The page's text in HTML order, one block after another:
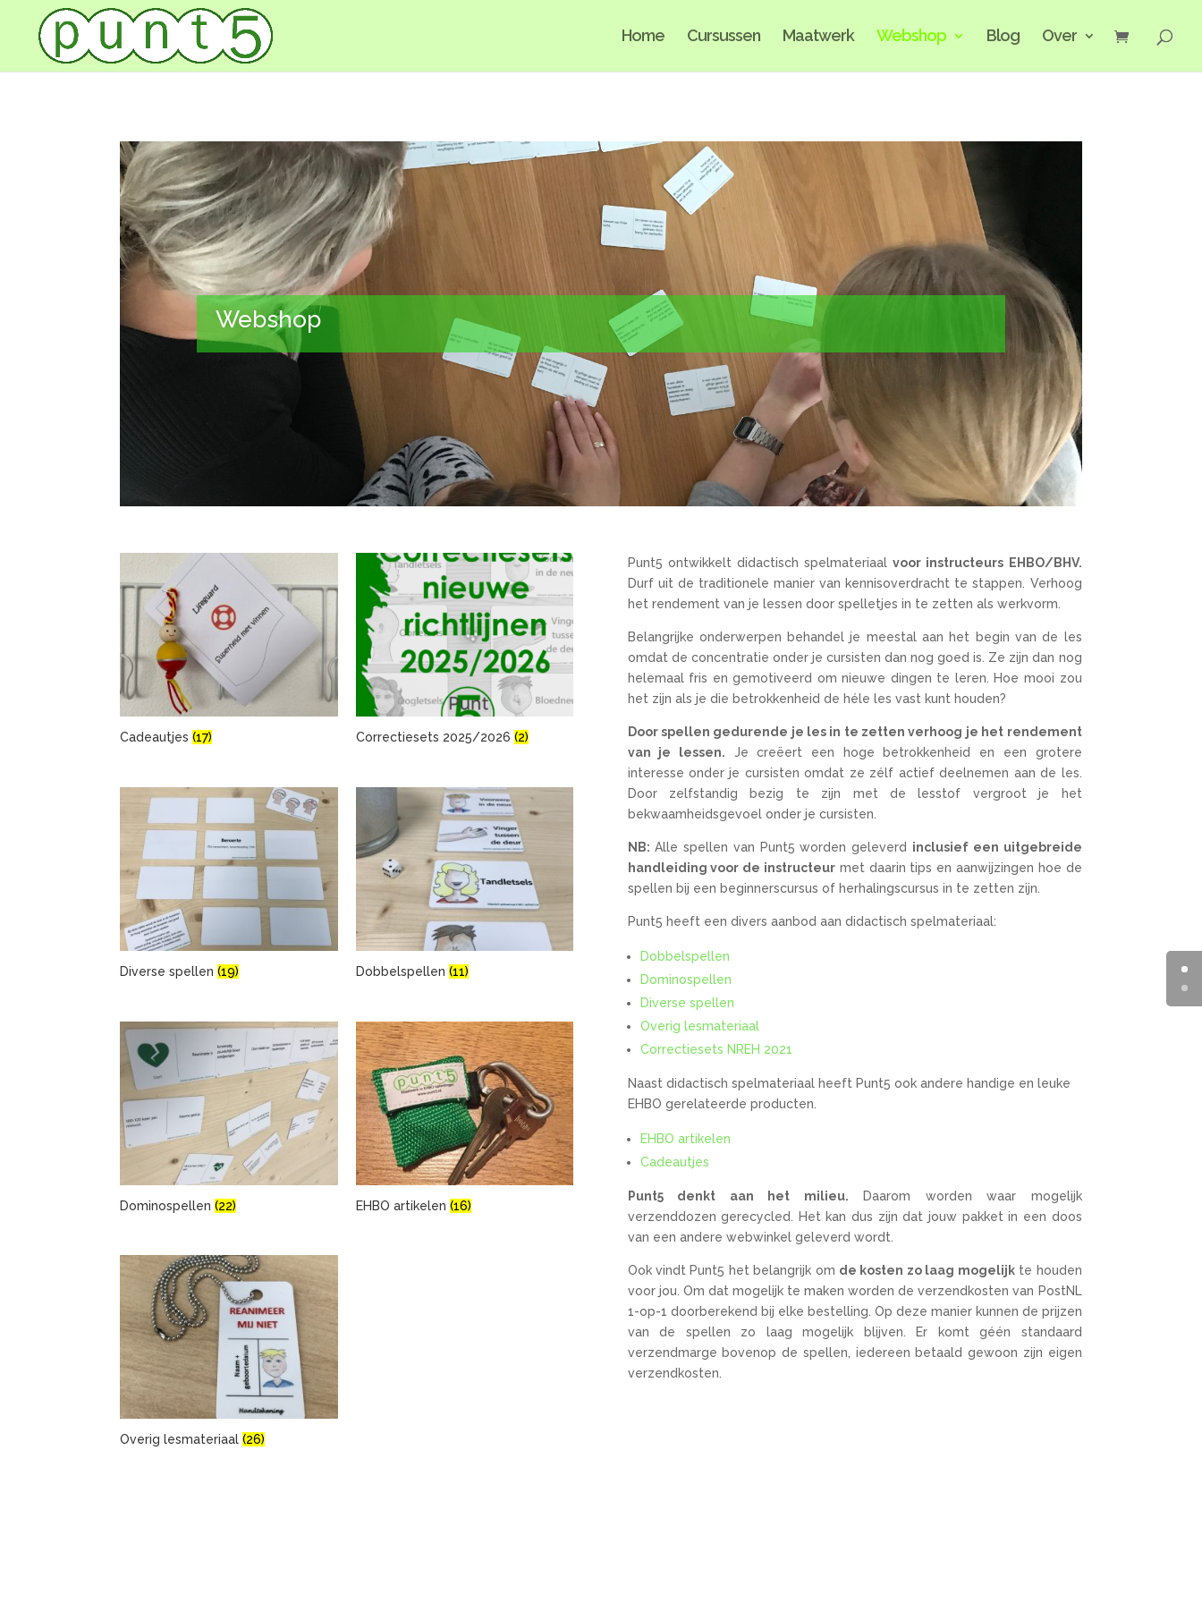
Home Cursussen Maatwerk Webshop Blog Over
Webshop
Cadeautjes(17) Correctiesets 2025/2026 (2)
Diverse spellen(19) Dobbelspellen (11)
Dominospellen(22) EHBO artikelen (16)
Overig lesmateriaal(26)
Punt5 ontwikkelt didactisch spelmateriaalvoor instructeurs EHBO/BHV.
Durf uit de traditionele manier van kennisoverdracht te stappen. Verhoog
het rendement van je lessen door spelletjes in te zetten als werkvorm.
Belangrijke onderwerpen behandel je meestal aan het begin van de les
omdat de concentratie onder je cursisten dan nog goed is. Ze zijn dan nog
helemaal fris en gemotiveerd om nieuwe dingen te leren. Hoe mooi zou
het zijn als je die betrokkenheid de héle les vast kunt houden?
Door spellen gedurende je les in te zetten verhoog je het rendement
van je lessen. Je creëert een hoge betrokkenheid en een grotere
interesse onder je cursisten omdat ze zélf actief deelnemen aan de les.
Door zelfstandig bezig te zijn met de lesstof vergroot je het
bekwaamheidsgevoel onder je cursisten.
NB: Alle spellen van Punt5 worden geleverd inclusief een uitgebreide
handleiding voor de instructeurmet daarin tips en aanwijzingen hoe de
spellen bij een beginnerscursus of herhalingscursus in te zetten zijn.
Punt5 heeft een divers aanbod aan didactisch spelmateriaal:
Dobbelspellen
Dominospellen
Diverse spellen
Overig lesmateriaal
Correctiesets NREH 2021
Naast didactisch spelmateriaal heeft Punt5 ook andere handige en leuke
EHBO gerelateerde producten.
EHBO artikelen
Cadeautjes
Punt5 denkt aan het milieu. Daarom worden waar mogelijk
verzenddozen gerecycled. Het kan dus zijn dat jouw pakket in een doos
van een andere webwinkel geleverd wordt.
Ook vindt Punt5 het belangrijk om de kosten zo laag mogelijkte houden
voor jou. Om dat mogelijk te maken worden de verzendkosten van PostNL
1-op-1 doorberekend bij elke bestelling. Op deze manier kunnen de prijzen
van de spellen zo laag mogelijk blijven. Er komt géén standaard
verzendmarge bovenop de spellen, iedereen betaald gewoon zijn eigen
verzendkosten.